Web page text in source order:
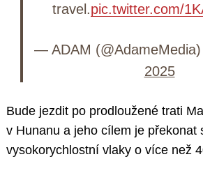
travel.pic.twitter.com/
— ADAM (@AdameMedia)
2025
Bude jezdit po prodloužené trati
v Hunanu a jeho cílem je překonat
vysokorychlostní vlaky o více než